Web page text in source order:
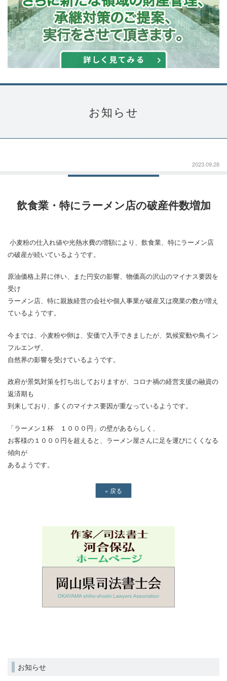
お知らせ
2023.09.28
飲食業・特にラーメン店の破産件数増加
小麦粉の仕入れ値や光熱水費の増額により、飲食業、特にラーメン店
の破産が続いているようです。
原油価格上昇に伴い、また円安の影響、物価高の沢山のマイナス要因を
受け
ラーメン店、特に親族経営の会社や個人事業が破産又は廃業の数が増え
ているようです。
今までは、小麦粉や卵は、安価で入手できましたが、気候変動や鳥イン
フルエンザ、
自然界の影響を受けているようです。
政府が景気対策を打ち出しておりますが、コロナ禍の経営支援の融資の
返済期も
到来しており、多くのマイナス要因が重なっているようです。
「ラーメン１杯 １０００円」の壁があるらしく、
お客様の１０００円を超えると、ラーメン屋さんに足を運びにくくなる
傾向が
あるようです。
« 戻る
お知らせ